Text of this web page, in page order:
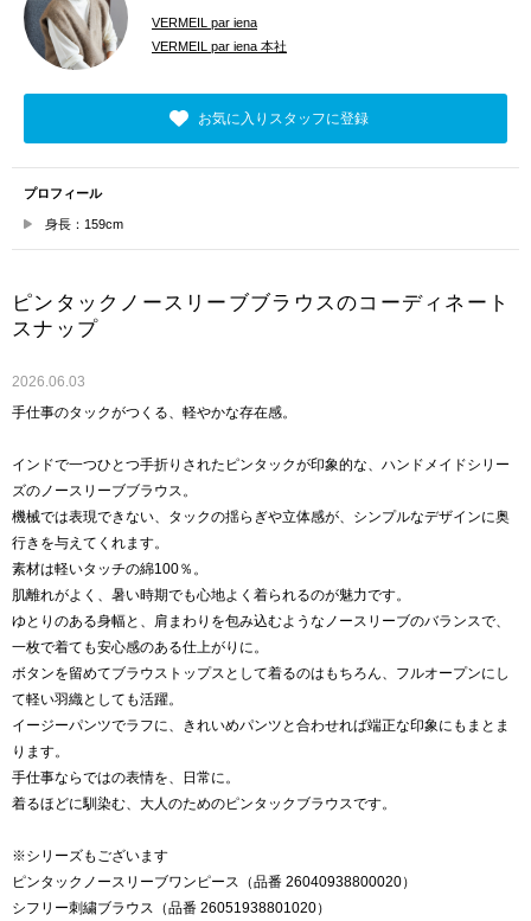
VERMEIL par iena
VERMEIL par iena 本社
お気に入りスタッフに登録
プロフィール
身長：159cm
ピンタックノースリーブブラウスのコーディネート
スナップ
2026.06.03
手仕事のタックがつくる、軽やかな存在感。
インドで一つひとつ手折りされたピンタックが印象的な、ハンドメイドシリー
ズのノースリーブブラウス。
機械では表現できない、タックの揺らぎや立体感が、シンプルなデザインに奥
行きを与えてくれます。
素材は軽いタッチの綿100％。
肌離れがよく、暑い時期でも心地よく着られるのが魅力です。
ゆとりのある身幅と、肩まわりを包み込むようなノースリーブのバランスで、
一枚で着ても安心感のある仕上がりに。
ボタンを留めてブラウストップスとして着るのはもちろん、フルオープンにし
て軽い羽織としても活躍。
イージーパンツでラフに、きれいめパンツと合わせれば端正な印象にもまとま
ります。
手仕事ならではの表情を、日常に。
着るほどに馴染む、大人のためのピンタックブラウスです。
※シリーズもございます
ピンタックノースリーブワンピース（品番 26040938800020）
シフリー刺繍ブラウス（品番 26051938801020）